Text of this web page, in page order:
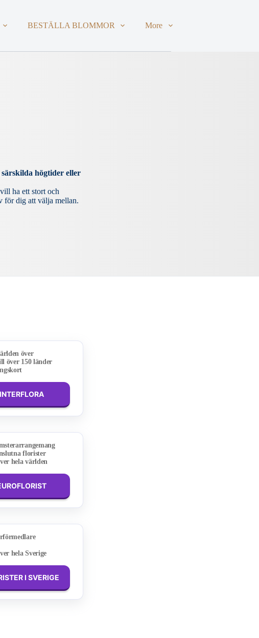
BESTÄLLA BLOMMOR More
högtider eller
ha ett stort och
för dig att välja mellan.
över
över 150 länder
florister
hela världen
hela Sverige
I SVERIGE